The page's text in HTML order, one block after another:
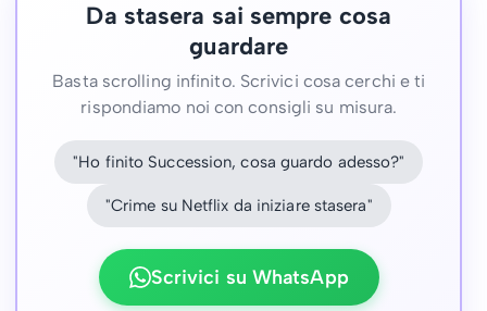
Da stasera sai sempre cosa
guardare
Basta scrolling infinito. Scrivici cosa cerchi e ti
rispondiamo noi con consigli su misura.
"Ho finito Succession, cosa guardo adesso?"
"Crime su Netflix da iniziare stasera"
Scrivici su WhatsApp